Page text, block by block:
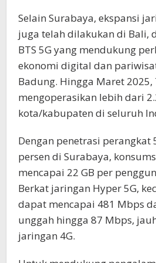
Selain Surabaya, ekspansi
juga telah dilakukan di Bali,
BTS 5G yang mendukung
ekonomi digital dan
Badung. Hingga Maret
mengoperasikan lebih dari
kota/kabupaten di seluruh
Dengan penetrasi perangkat
persen di Surabaya,
mencapai 22 GB per
Berkat jaringan Hyper 5G,
dapat mencapai 481 Mbps
unggah hingga 87 Mbps,
jaringan 4G.